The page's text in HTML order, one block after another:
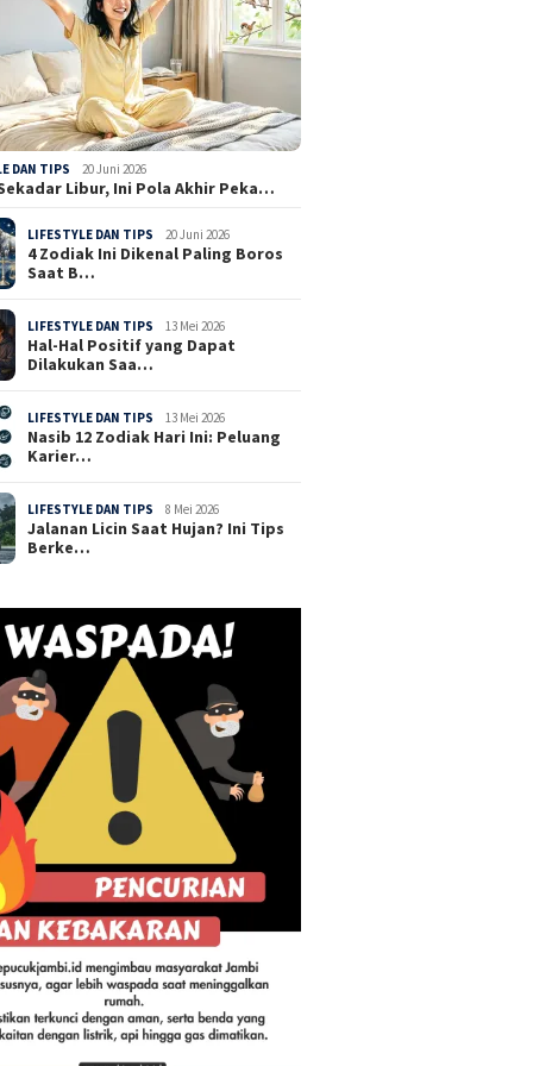
DAN TIPS 20 Juni 2026
Libur, Ini Pola Akhir Peka…
LIFESTYLE DAN TIPS 20 Juni 2026
4 Zodiak Ini Dikenal Paling Boros
Saat B…
LIFESTYLE DAN TIPS 13 Mei 2026
Hal-Hal Positif yang Dapat
Dilakukan Saa…
LIFESTYLE DAN TIPS 13 Mei 2026
Nasib 12 Zodiak Hari Ini: Peluang
Karier…
LIFESTYLE DAN TIPS 8 Mei 2026
Jalanan Licin Saat Hujan? Ini Tips
Berke…